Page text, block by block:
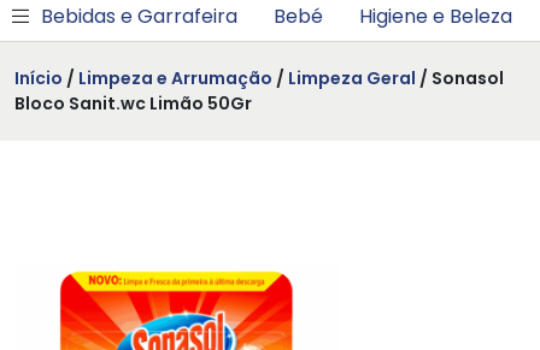
Bebidas e Garrafeira Bebé Higiene e Beleza
Início / Limpeza e Arrumação / Limpeza Geral / Sonasol
Bloco Sanit.wc Limão 50Gr